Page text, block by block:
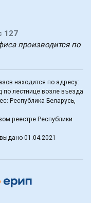
127
производится по
находится по адресу:
по лестнице возле въезда
Республика Беларусь,
реестре Республики
01.04.2021